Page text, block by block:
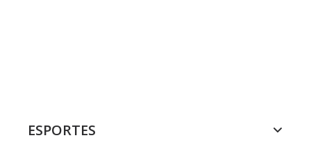
ESPORTES